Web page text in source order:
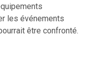
les événements
être confronté.